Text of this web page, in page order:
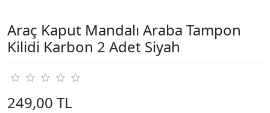
Araç Kaput Mandalı Araba Tampon
Kilidi Karbon 2 Adet Siyah
249,00 TL